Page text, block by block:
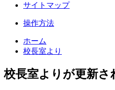
サイトマップ
操作方法
ホーム
校長室より
校長室よりが更新さ